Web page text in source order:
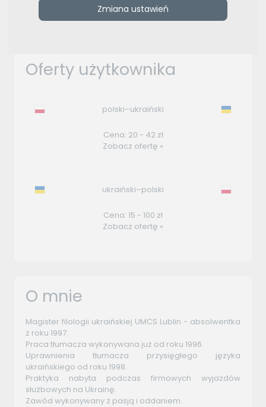
Zmiana ustawień
e-tlumacze.net>Tłumacz przysięgły języka
Oferty użytkownika
polski–ukraiński
Cena: 20 - 42 zł
Zobacz ofertę »
ukraiński–polski
Cena: 15 - 100 zł
Zobacz ofertę »
O mnie
Magister filologii ukraińskiej UMCS Lublin - absolwentka
z roku 1997.
Praca tłumacza wykonywana już od roku 1996.
Uprawnienia tłumacza przysięgłego języka
ukraińskiego od roku 1998.
Praktyka nabyta podczas firmowych wyjazdów
służbowych na Ukrainę.
Zawód wykonywany z pasją i oddaniem.